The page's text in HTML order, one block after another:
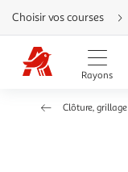
Aller
directement
au
contenu
Aller
directement
Aller
Choisir vos courses
Rayons
Clôture, grillage